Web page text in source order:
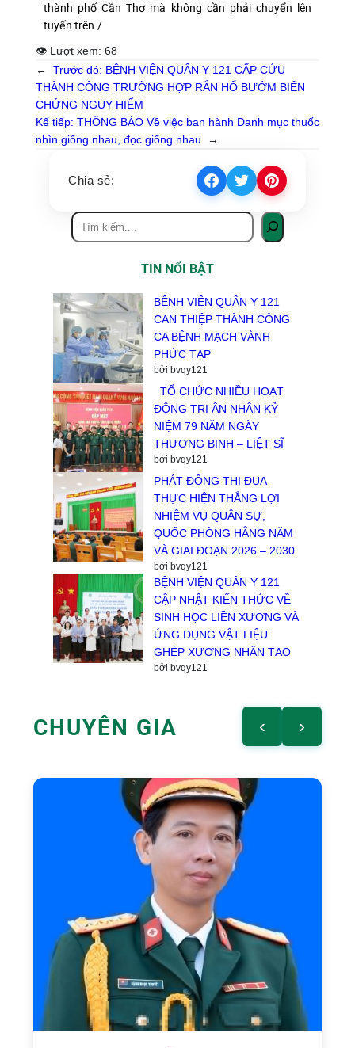
thành phố Cần Thơ mà không cần phải chuyển lên
tuyến trên./
👁 Lượt xem: 68
←
Trước đó: BỆNH VIỆN QUÂN Y 121 CẤP CỨU
THÀNH CÔNG TRƯỜNG HỢP RẮN HỔ BƯỚM BIẾN
CHỨNG NGUY HIỂM
Kế tiếp: THÔNG BÁO Về việc ban hành Danh mục thuốc
nhìn giống nhau, đọc giống nhau
→
Chia sẻ:
TIN NỔI BẬT
BỆNH VIỆN QUÂN Y 121
CAN THIỆP THÀNH CÔNG
CA BỆNH MẠCH VÀNH
PHỨC TẠP
bởi bvqy121
TỔ CHỨC NHIỀU HOẠT
ĐỘNG TRI ÂN NHÂN KỶ
NIỆM 79 NĂM NGÀY
THƯƠNG BINH – LIỆT SĨ
bởi bvqy121
PHÁT ĐỘNG THI ĐUA
THỰC HIỆN THẮNG LỢI
NHIỆM VỤ QUÂN SỰ,
QUỐC PHÒNG HẰNG NĂM
VÀ GIAI ĐOẠN 2026 – 2030
bởi bvqy121
BỆNH VIỆN QUÂN Y 121
CẬP NHẬT KIẾN THỨC VỀ
SINH HỌC LIỀN XƯƠNG VÀ
ỨNG DỤNG VẬT LIỆU
GHÉP XƯƠNG NHÂN TẠO
bởi bvqy121
CHUYÊN GIA ‹ ›